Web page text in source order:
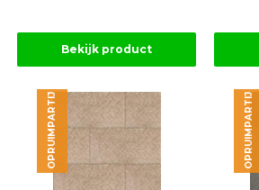
Bekijk product
OPRUIMPARTIJ OPRUIMPARTIJ